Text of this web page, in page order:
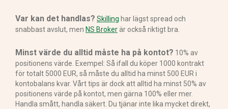
Var kan det handlas? Skilling har lägst spread och
snabbast avslut, men NS Brokerär också riktigt bra.
Minst värde du alltid måste ha på kontot? 10% av
positionens värde. Exempel: Så ifall du köper 1000 kontrakt
för totalt 5000 EUR, så måste du alltid ha minst 500 EUR i
kontobalans kvar. Vårt tips är dock att alltid ha minst 50% av
positionens värde på kontot, men gärna 100% eller mer.
Handla smått, handla säkert. Du tjänar inte lika mycket direkt,